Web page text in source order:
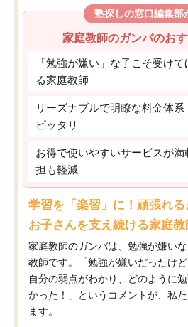
塾探しの窓口編集部
家庭教師のガンバのお
「勉強が嫌い」な子こそ受け
る家庭教師
リーズナブルで明瞭な料金体
ピッタリ
お得で使いやすいサービスが
担も軽減
学習を「楽習」に！頑張れる
お子さんを支え続ける家庭教
家庭教師のガンバは、勉強が嫌い
教師です。「勉強が嫌いだったけ
自分の弱点がわかり、どのように
かった！」というコメントが、私
ます。